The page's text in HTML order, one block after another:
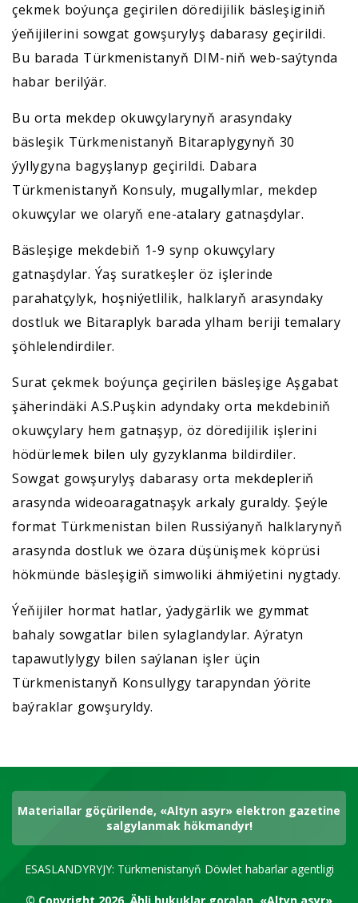
çekmek boýunça geçirilen döredijilik bäsleşiginiň
ýeňijilerini sowgat gowşurylyş dabarasy geçirildi.
Bu barada Türkmenistanyň DIM-niň web-saýtynda
habar berilýär.
Bu orta mekdep okuwçylarynyň arasyndaky
bäsleşik Türkmenistanyň Bitaraplygynyň 30
ýyllygyna bagyşlanyp geçirildi. Dabara
Türkmenistanyň Konsuly, mugallymlar, mekdep
okuwçylar we olaryň ene-atalary gatnaşdylar.
Bäsleşige mekdebiň 1-9 synp okuwçylary
gatnaşdylar. Ýaş suratkeşler öz işlerinde
parahatçylyk, hoşniýetlilik, halklaryň arasyndaky
dostluk we Bitaraplyk barada ylham beriji temalary
şöhlelendirdiler.
Surat çekmek boýunça geçirilen bäsleşige Aşgabat
şäherindäki A.S.Puşkin adyndaky orta mekdebiniň
okuwçylary hem gatnaşyp, öz döredijilik işlerini
hödürlemek bilen uly gyzyklanma bildirdiler.
Sowgat gowşurylyş dabarasy orta mekdepleriň
arasynda wideoaragatnaşyk arkaly guraldy. Şeýle
format Türkmenistan bilen Russiýanyň halklarynyň
arasynda dostluk we özara düşünişmek köprüsi
hökmünde bäsleşigiň simwoliki ähmiýetini nygtady.
Ýeňijiler hormat hatlar, ýadygärlik we gymmat
bahaly sowgatlar bilen sylaglandylar. Aýratyn
tapawutlylygy bilen saýlanan işler üçin
Türkmenistanyň Konsullygy tarapyndan ýörite
baýraklar gowşuryldy.
Materiallar göçürilende, «Altyn asyr» elektron gazetine
salgylanmak hökmandyr!
ESASLANDYRYJY: Türkmenistanyň Döwlet habarlar agentligi